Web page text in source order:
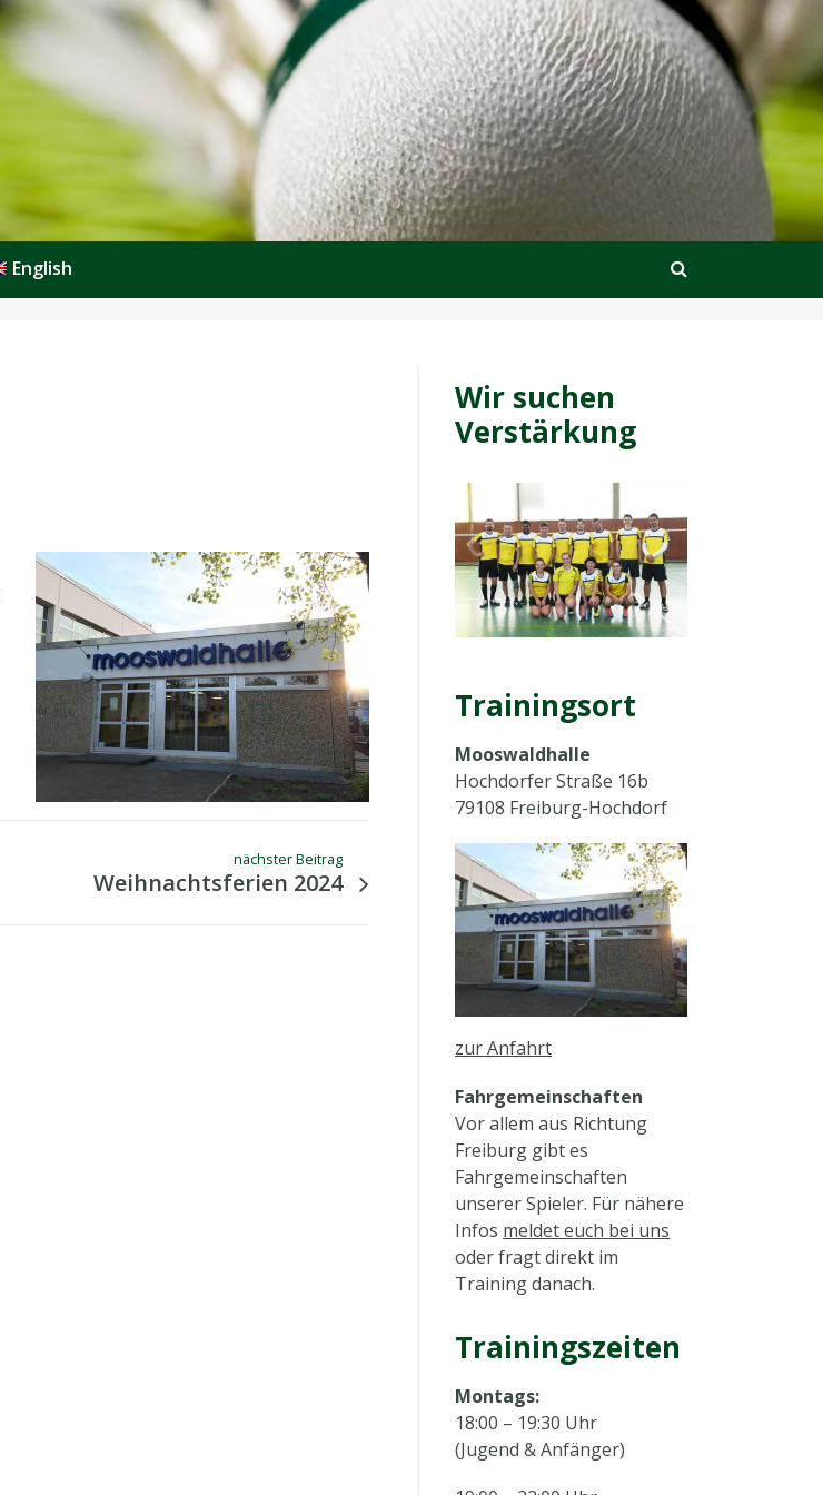
English
nächster Beitrag
Weihnachtsferien 2024
Wir suchen
Verstärkung
Trainingsort
Mooswaldhalle
Hochdorfer Straße 16b
79108 Freiburg-Hochdorf
zur Anfahrt
Fahrgemeinschaften
Vor allem aus Richtung
Freiburg gibt es
Fahrgemeinschaften
unserer Spieler. Für nähere
Infos meldet euch bei uns
oder fragt direkt im
Training danach.
Trainingszeiten
Montags:
18:00 – 19:30 Uhr
(Jugend & Anfänger)